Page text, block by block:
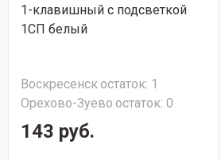
1-клавишный с подсветкой
1СП белый
Воскресенскостаток: 1
Орехово-Зуево остаток: 0
143 руб.